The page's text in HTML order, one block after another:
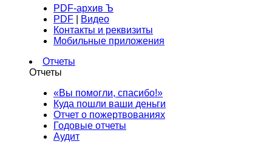
PDF-архив Ъ
PDF
Видео
Контакты и реквизиты
Мобильные приложения
Отчеты
Отчеты
«Вы помогли, спасибо!»
Куда пошли ваши деньги
Отчет о пожертвованиях
Годовые отчеты
Аудит